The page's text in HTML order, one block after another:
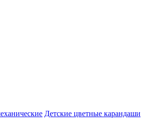
Детские цветные карандаши